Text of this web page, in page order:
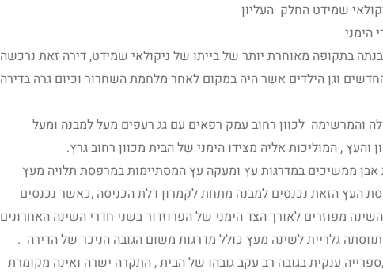
הימני
בתקופה מאוחרת יותר של בייתו של ניקולאי שמידט, דירה זאת נרכשה
העולים החדשים וגן הילדים אשר היה במקום לאחר מלחמת השחרור וכיום גרה בדירה
והמרשימה לכוון רחוב עמק רפאים עם גג רעפים מעל למבנה ומעל
, המוליכות אליה מצידו הימני של הבית מכוון רחוב גרץ.
ממשיכים במדרגות עץ ומעקה עץ המסתיימות במרפסת תלויה מעץ
העץ הזאת נכנסים למבנה מתחת לקמרון דלת הכניסה ,כאשר נכנסים
מפוזרים לאורך הצד הימני של הפרוזדור בשני חדרי השינה האחרונים
גלריית לשינה מעץ כולל מדרגות משום הגובה הניכר של הדירה .
ענקית בגובה רב עקב גובהו של הבית , התקרה ישרה ואינה מקומרת